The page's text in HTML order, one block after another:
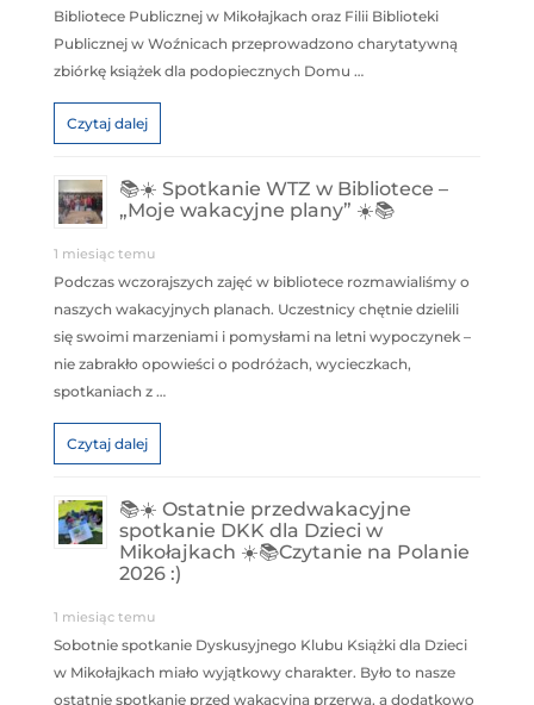
Bibliotece Publicznej w Mikołajkach oraz Filii Biblioteki
Publicznej w Woźnicach przeprowadzono charytatywną
zbiórkę książek dla podopiecznych Domu …
Czytaj dalej
📚☀️ Spotkanie WTZ w Bibliotece –
„Moje wakacyjne plany” ☀️📚
1 miesiąc temu
Podczas wczorajszych zajęć w bibliotece rozmawialiśmy o
naszych wakacyjnych planach. Uczestnicy chętnie dzielili
się swoimi marzeniami i pomysłami na letni wypoczynek –
nie zabrakło opowieści o podróżach, wycieczkach,
spotkaniach z …
Czytaj dalej
📚☀️ Ostatnie przedwakacyjne
spotkanie DKK dla Dzieci w
Mikołajkach ☀️📚Czytanie na Polanie
2026 :)
1 miesiąc temu
Sobotnie spotkanie Dyskusyjnego Klubu Książki dla Dzieci
w Mikołajkach miało wyjątkowy charakter. Było to nasze
ostatnie spotkanie przed wakacyjną przerwą, a dodatkowo